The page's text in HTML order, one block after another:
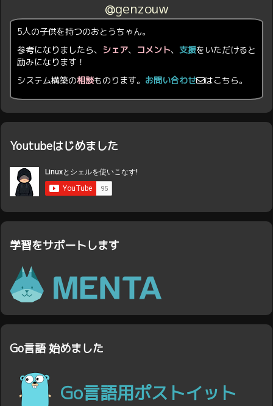
@genzouw
5人の子供を持つのおとうちゃん。
参考になりましたら、 シェア、 コメント、 支援をいただけると
励みになります！
システム構築の相談ものります。 お問い合わせ はこちら。
Youtubeはじめました
学習をサポートします
Go言語 始めました
Go言語用ポストイット